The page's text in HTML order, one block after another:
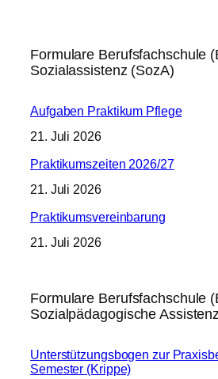
Formulare Berufsfachschule
Sozialassistenz (SozA)
Aufgaben Praktikum Pflege
21. Juli 2026
Praktikumszeiten 2026/27
21. Juli 2026
Praktikumsvereinbarung
21. Juli 2026
Formulare Berufsfachschule
Sozialpädagogische
Unterstützungsbogen zur
Semester (Krippe)